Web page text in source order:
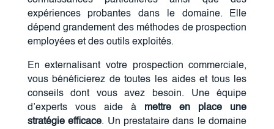
expériences probantes dans le domaine. Elle
dépend grandement des méthodes de prospection
employées et des outils exploités.
En externalisant votre prospection commerciale,
vous bénéficierez de toutes les aides et tous les
conseils dont vous avez besoin. Une équipe
d’experts vous aide à mettre en place une
stratégie efficace. Un prestataire dans le domaine